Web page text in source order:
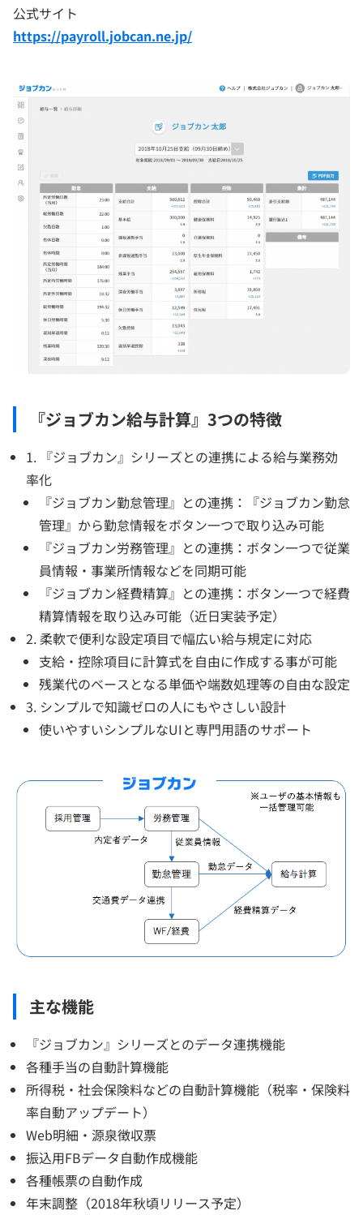
公式サイト
https://payroll.jobcan.ne.jp/
『ジョブカン給与計算』3つの特徴
1. 『ジョブカン』シリーズとの連携による給与業務効
率化
『ジョブカン勤怠管理』との連携：『ジョブカン勤怠
管理』から勤怠情報をボタン一つで取り込み可能
『ジョブカン労務管理』との連携：ボタン一つで従業
員情報・事業所情報などを同期可能
『ジョブカン経費精算』との連携：ボタン一つで経費
精算情報を取り込み可能（近日実装予定）
2. 柔軟で便利な設定項目で幅広い給与規定に対応
支給・控除項目に計算式を自由に作成する事が可能
残業代のベースとなる単価や端数処理等の自由な設定
3. シンプルで知識ゼロの人にもやさしい設計
使いやすいシンプルなUIと専門用語のサポート
主な機能
『ジョブカン』シリーズとのデータ連携機能
各種手当の自動計算機能
所得税・社会保険料などの自動計算機能（税率・保険料
率自動アップデート）
Web明細・源泉徴収票
振込用FBデータ自動作成機能
各種帳票の自動作成
年末調整（2018年秋頃リリース予定）